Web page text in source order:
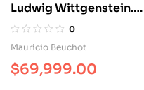
Ludwig Wittgenstein.
Analogía Y Parecidos
De Familia
0
Mauricio Beuchot
$69,999.00